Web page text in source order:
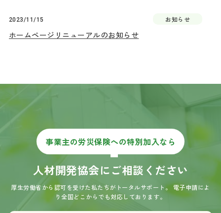
2023/11/15 お知らせ
ホームページリニューアルのお知らせ
事業主の労災保険への特別加入なら
人材開発協会にご相談ください
厚生労働省から認可を受けた私たちがトータルサポート。 電子申請によ
り全国どこからでも対応しております。